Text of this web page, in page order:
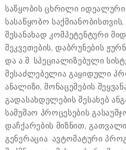
საწყობის ცხრილი იდეალური
სასაწყობო
შესანახად კომპეტენტური
შეკვეთების, დაბრუნების
და ა.შ. სპეციალიზებული
შესაძლებელია გაყიდული
ანალიზი, მონაცემების
გადასახდელების შესახებ
სამუშაო პროცესების
დაჩქარების მიზნით,
გენერაცია. ავტომატური